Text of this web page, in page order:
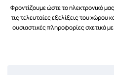
Φροντίζουμε ώστε το ηλεκτρονικό
τις τελευταίες εξελίξεις του χώρου
ουσιαστικές πληροφορίες σχετικά